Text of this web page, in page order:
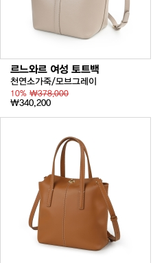
르느와르 여성 토트백
천연소가죽/모브그레이
10% ₩378,000
₩340,200